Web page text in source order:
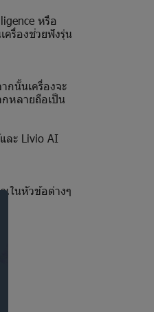
หรือ
รื่องช่วยฟังรุ่น
กนั้นเครื่องจะ
หลายถือเป็น
ละ Livio AI
ในหัวข้อต่างๆ